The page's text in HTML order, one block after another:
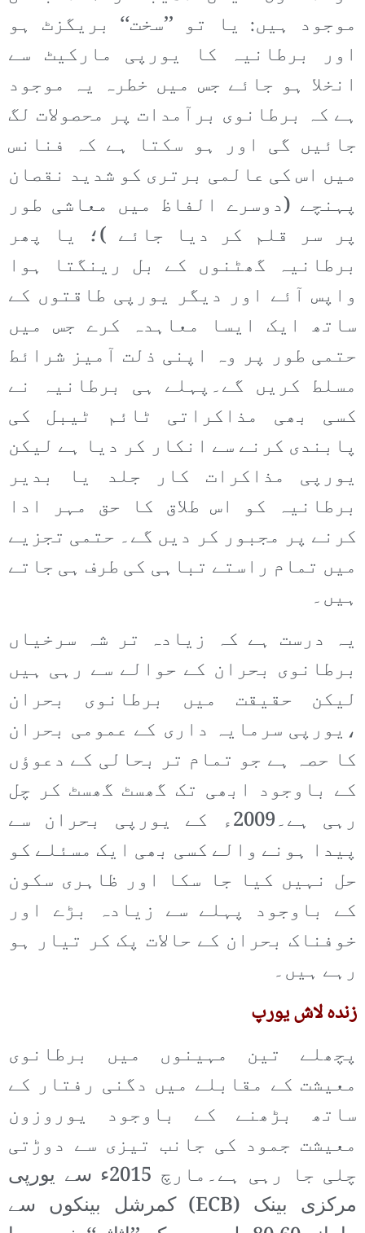
موجود ہیں: یا تو ’’سخت‘‘ بریگزٹ ہو
اور برطانیہ کا یورپی مارکیٹ سے
انخلا ہو جائے جس میں خطرہ یہ موجود
ہے کہ برطانوی برآمدات پر محصولات لگ
جائیں گی اور ہو سکتا ہے کہ فنانس
میں اس کی عالمی برتری کو شدید نقصان
پہنچے (دوسرے الفاظ میں معاشی طور
پر سر قلم کر دیا جائے )؛ یا پھر
برطانیہ گھٹنوں کے بل رینگتا ہوا
واپس آئے اور دیگر یورپی طاقتوں کے
ساتھ ایک ایسا معاہدہ کرے جس میں
حتمی طور پر وہ اپنی ذلت آمیز شرائط
مسلط کریں گے۔پہلے ہی برطانیہ نے
کسی بھی مذاکراتی ٹائم ٹیبل کی
پابندی کرنے سے انکار کر دیا ہے لیکن
یورپی مذاکرات کار جلد یا بدیر
برطانیہ کو اس طلاق کا حق مہر ادا
کرنے پر مجبور کر دیں گے۔ حتمی تجزیے
میں تمام راستے تباہی کی طرف ہی جاتے
ہیں۔
یہ درست ہے کہ زیادہ تر شہ سرخیاں
برطانوی بحران کے حوالے سے رہی ہیں
لیکن حقیقت میں برطانوی بحران
،یورپی سرمایہ داری کے عمومی بحران
کا حصہ ہے جو تمام تر بحالی کے دعوؤں
کے باوجود ابھی تک گھسٹ گھسٹ کر چل
رہی ہے۔2009ء کے یورپی بحران سے
پیدا ہونے والے کسی بھی ایک مسئلے کو
حل نہیں کیا جا سکا اور ظاہری سکون
کے باوجود پہلے سے زیادہ بڑے اور
خوفناک بحران کے حالات پک کر تیار ہو
رہے ہیں۔
زندہ لاش یورپ
پچھلے تین مہینوں میں برطانوی
معیشت کے مقابلے میں دگنی رفتار کے
ساتھ بڑھنے کے باوجود یوروزون
معیشت جمود کی جانب تیزی سے دوڑتی
چلی جا رہی ہے۔مارچ 2015ء سے یورپی
مرکزی بینک (ECB) کمرشل بینکوں سے